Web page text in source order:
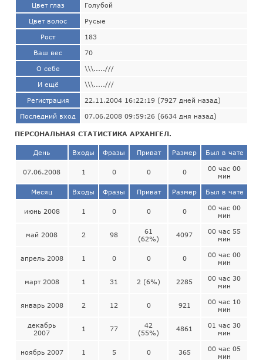
Цвет глаз Голубой
Цвет волос Русые
Рост 183
Ваш вес 70
О себе \\\.....///
И ещё \\\.....///
Регистрация 22.11.2004 16:22:19 (7927 дней назад)
Последний вход 07.06.2008 09:59:26 (6634 дня назад)
ПЕРСОНАЛЬНАЯ СТАТИСТИКА АРХАНГЕЛ.
День Входы Фразы Приват Размер Был в чате
07.06.2008 1 0 0 0
00 час 00
мин
Месяц Входы Фразы Приват Размер Был в чате
июнь 2008 1 0 0 0
00 час 00
мин
май 2008 2 98
61
(62%)
4097
00 час 55
мин
апрель 2008 1 0 0 0
00 час 00
мин
март 2008 1 31 2 (6%) 2285
00 час 30
мин
январь 2008 2 12 0 921
00 час 10
мин
декабрь
2007
1 77
42
(55%)
4861
01 час 30
мин
ноябрь 2007 1 5 0 365
00 час 05
мин